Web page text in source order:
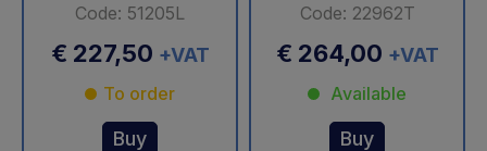
Code: 51205L
€ 227,50 +VAT
To order
Buy
Code: 22962T
€ 264,00 +VAT
Available
Buy